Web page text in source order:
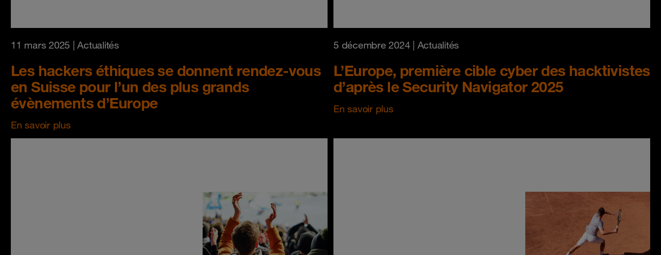
11 mars 2025 | Actualités
Les hackers éthiques se donnent rendez-vous
en Suisse pour l’un des plus grands
évènements d’Europe
En savoir plus
5 décembre 2024| Actualités
L’Europe, première cible cyber des hacktivistes
d’après le Security Navigator 2025
En savoir plus